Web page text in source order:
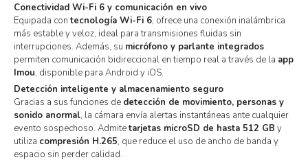
Conectividad Wi-Fi 6 y comunicación en vivo
Equipada contecnología Wi-Fi 6, ofrece una conexión inalámbrica
más estable y veloz, ideal para transmisiones fluidas sin
interrupciones. Además, su micrófono y parlante integrados
permiten comunicación bidireccional en tiempo real a través de la app
Imou, disponible para Android y iOS.
Detección inteligente y almacenamiento seguro
Gracias a sus funciones de detección de movimiento, personas y
sonido anormal, la cámara envía alertas instantáneas ante cualquier
evento sospechoso. Admitetarjetas microSD de hasta 512 GB y
utiliza compresión H.265, que reduce el uso de ancho de banda y
espacio sin perder calidad.